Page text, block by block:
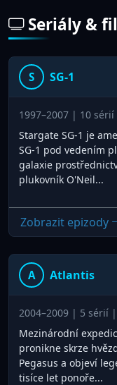
Seriály &
S SG-1
1997–2007 | 10
Stargate SG-1 je
SG-1 pod vedením
galaxie
plukovník O'Neil...
Zobrazit epizody
A Atlantis
2004–2009 | 5 sérií
Mezinárodní
pronikne skrze
Pegasus a objeví
tisíce let ponoře...